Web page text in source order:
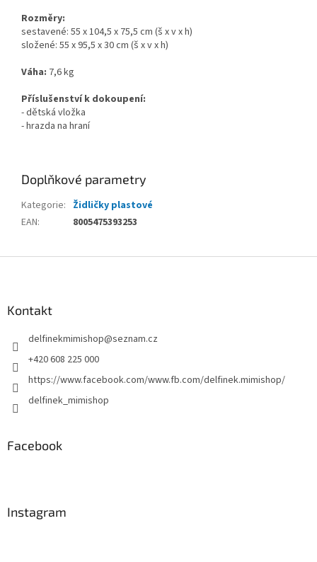
Rozměry:
sestavené: 55 x 104,5 x 75,5 cm (š x v x h)
složené: 55 x 95,5 x 30 cm (š x v x h)
Váha: 7,6 kg
Příslušenství k dokoupení:
- dětská vložka
- hrazda na hraní
Doplňkové parametry
Kategorie: Židličky plastové
EAN: 8005475393253
Kontakt
delfinekmimishop@seznam.cz
+420 608 225 000
https://www.facebook.com/www.fb.com/delfinek.mimishop/
delfinek_mimishop
Facebook
Instagram